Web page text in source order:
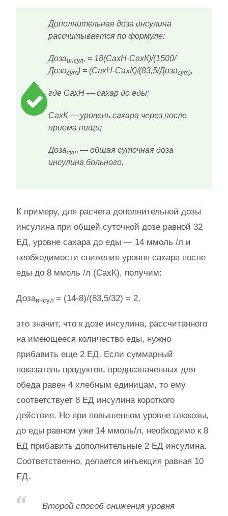
Дополнительная доза инсулина
рассчитывается по формуле:
Дозаинсул. = 18(СахН-СахК)/(1500/
Дозасут) = (СахН-СахК)/(83,5/Дозасут),
где CaxH — сахар до еды;
СахК — уровень сахара через после
приема пищи;
Дозасут — общая суточная доза
инсулина больного.
К примеру, для расчета дополнительной дозы
инсулина при общей суточной дозе равной 32
ЕД, уровне сахара до еды — 14 ммоль /л и
необходимости снижения уровня сахара после
еды до 8 ммоль /л (СахК), получим:
Дозаинсул = (14-8)/(83,5/32) = 2,
это значит, что к дозе инсулина, рассчитанного
на имеющееся количество еды, нужно
прибавить еще 2 ЕД. Если суммарный
показатель продуктов, предназначенных для
обеда равен 4 хлебным единицам, то ему
соответствует 8 ЕД инсулина короткого
действия. Но при повышенном уровне глюкозы,
до еды равном уже 14 ммоль/л, необходимо к 8
ЕД прибавить дополнительные 2 ЕД инсулина.
Соответственно, делается инъекция равная 10
ЕД.
Второй способ снижения уровня